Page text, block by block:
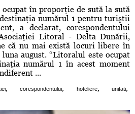
în proporţie de sută la sută
numărul 1 pentru turiştii
a declarat, corespondentului
Litoral - Delta Dunării,
că nu mai există locuri libere în
august. “Litoralul este ocupat
numărul 1 în acest moment
...
, corespondentului, hoteliere, unitati,